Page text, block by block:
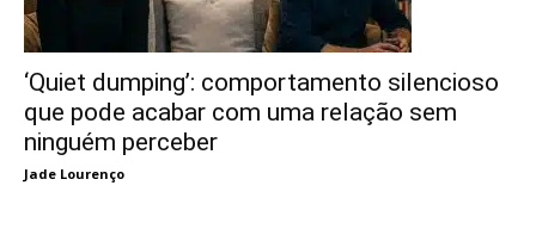
‘Quiet dumping’: comportamento silencioso
que pode acabar com uma relação sem
ninguém perceber
Jade Lourenço